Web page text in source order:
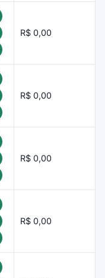
R$ 0,00
R$ 0,00
R$ 0,00
R$ 0,00